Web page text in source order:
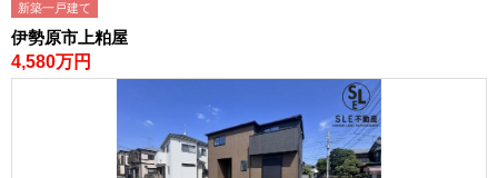
新築一戸建て
伊勢原市上粕屋
4,580万円